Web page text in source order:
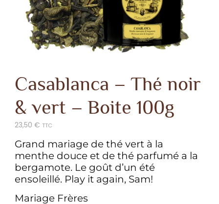
Casablanca – Thé noir
& vert – Boite 100g
23,50 € TTC
Grand mariage de thé vert à la
menthe douce et de thé parfumé a la
bergamote. Le goût d’un été
ensoleillé. Play it again, Sam!
Mariage Frères